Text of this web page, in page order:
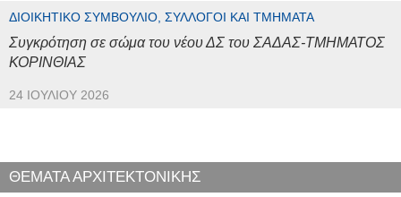
ΔΙΟΙΚΗΤΙΚΌ ΣΥΜΒΟΎΛΙΟ, ΣΎΛΛΟΓΟΙ ΚΑΙ ΤΜΉΜΑΤΑ
Συγκρότηση σε σώμα του νέου ΔΣ του ΣΑΔΑΣ-ΤΜΗΜΑΤΟΣ
ΚΟΡΙΝΘΙΑΣ
24 ΙΟΥΛΊΟΥ 2026
ΘΕΜΑΤΑ ΑΡΧΙΤΕΚΤΟΝΙΚΗΣ